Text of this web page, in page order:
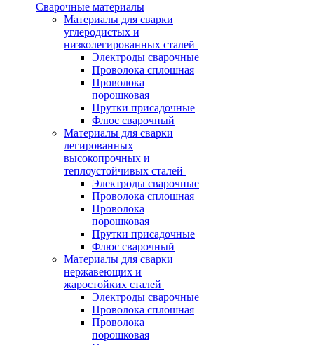
Сварочные материалы
Материалы для сварки
углеродистых и
низколегированных сталей
Электроды сварочные
Проволока сплошная
Проволока
порошковая
Прутки присадочные
Флюс сварочный
Материалы для сварки
легированных
высокопрочных и
теплоустойчивых сталей
Электроды сварочные
Проволока сплошная
Проволока
порошковая
Прутки присадочные
Флюс сварочный
Материалы для сварки
нержавеющих и
жаростойких сталей
Электроды сварочные
Проволока сплошная
Проволока
порошковая